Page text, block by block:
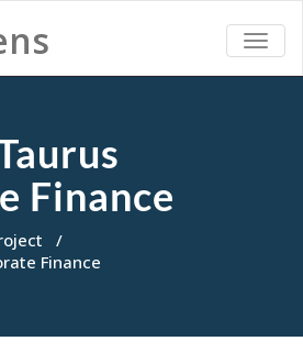
Finance
/
Finance